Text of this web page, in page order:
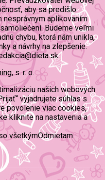
aby sa predišlo
aplikovaním
Budeme veľmi
chybu, ktorá nám unikla,
a návrhy na zlepšenie.
s. r. o.
našich webových
vyjadrujete súhlas s
povolenie viac cookies,
kliknite na nastavenia a
všetkýmOdmietam